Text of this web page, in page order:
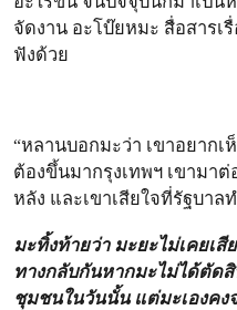
จัดงาน อะโบ๊ยหมะ สื่อสารเ
ฟังด้วย
“หลานบอกมะว่า เขาอยากเ
ต้องขึ้นมากรุงเทพฯ เขามา
หลัง และเขาเสียใจที่รัฐบาล
มะทิ้งท้ายว่า มะยะไม่เคยเ
ทางกลับกันหากมะไม่ได้ตัด
ชุมชนในวันนั้น แต่มะเองคง